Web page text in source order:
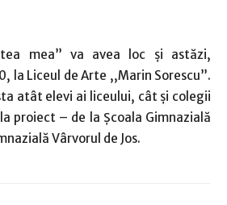
mea” va avea loc şi astăzi,
la Liceul de Arte ,,Marin Sorescu”.
atât elevi ai liceului, cât şi colegii
proiect – de la Şcoala Gimnazială
Vârvorul de Jos.